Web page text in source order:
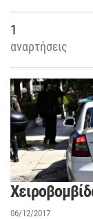
1
αναρτήσεις
06/12/2017